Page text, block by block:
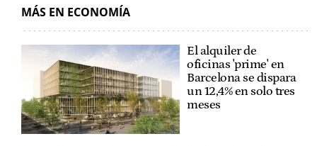
MÁS EN ECONOMÍA
El alquiler de
oficinas 'prime' en
Barcelona se dispara
un 12,4% en solo tres
meses